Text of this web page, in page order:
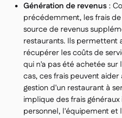
Génération de revenus :
précédemment, les frais
source de revenus
restaurants. Ils permettent
récupérer les coûts de
qui n'a pas été achetée
cas, ces frais peuvent
gestion d'un restaurant à
implique des frais
personnel, l'équipement et